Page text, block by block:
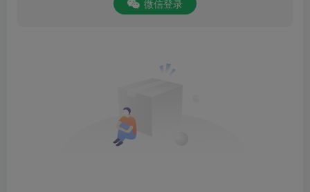
微信登录